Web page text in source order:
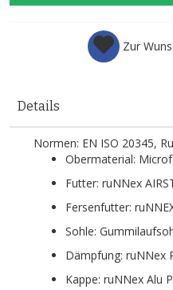
Zur
Details
Normen: EN ISO 20345,
Obermaterial:
Futter: ruNNex
Fersenfutter:
Sohle:
Dämpfung: ruNNex
Kappe: ruNNex Alu